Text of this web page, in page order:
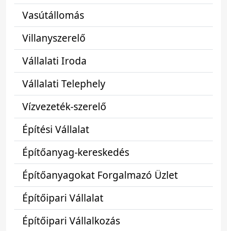
Vasútállomás
Villanyszerelő
Vállalati Iroda
Vállalati Telephely
Vízvezeték-szerelő
Építési Vállalat
Építőanyag-kereskedés
Építőanyagokat Forgalmazó Üzlet
Építőipari Vállalat
Építőipari Vállalkozás